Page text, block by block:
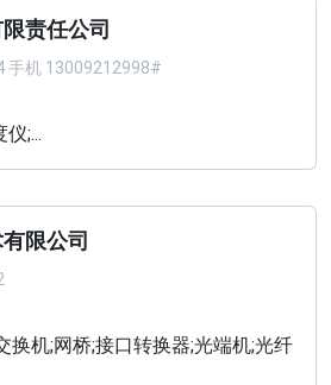
责任公司
手机 13009212998#
;...
限公司
换机;网桥;接口转换器;光端机;光纤